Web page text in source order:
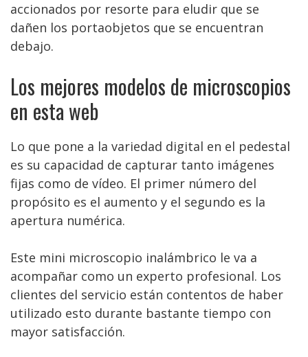
accionados por resorte para eludir que se
dañen los portaobjetos que se encuentran
debajo.
Los mejores modelos de microscopios
en esta web
Lo que pone a la variedad digital en el pedestal
es su capacidad de capturar tanto imágenes
fijas como de vídeo. El primer número del
propósito es el aumento y el segundo es la
apertura numérica.
Este mini microscopio inalámbrico le va a
acompañar como un experto profesional. Los
clientes del servicio están contentos de haber
utilizado esto durante bastante tiempo con
mayor satisfacción.